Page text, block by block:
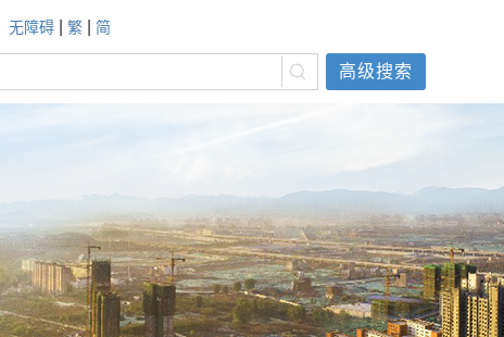
无障碍 繁 简
高级搜索